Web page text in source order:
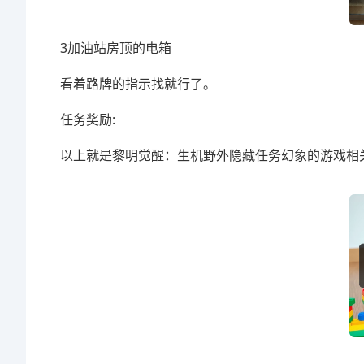
3加油站房顶的电箱
看着路牌的指示找就行了。
任务奖励:
以上就是黎明觉醒：生机野外隐藏任务幻象的游戏相